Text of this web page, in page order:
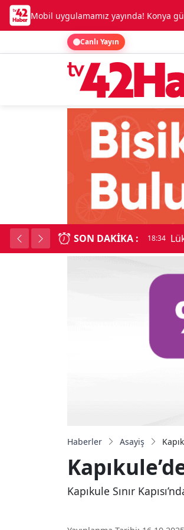
Mobil uygulamamız yayında! Konya
Canlı Yayın
SON DAKIKA : 18:34
Haberler Asayiş
Kapıkule Sınır